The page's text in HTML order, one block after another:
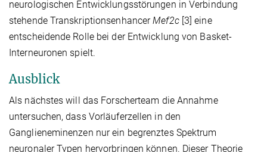
neurologischen Entwicklungsstörungen in Verbindung
stehende TranskriptionsenhancerMef2c[3] eine
entscheidende Rolle bei der Entwicklung von Basket-
Interneuronen spielt.
Ausblick
Als nächstes will das Forscherteam die Annahme
untersuchen, dass Vorläuferzellen in den
Ganglieneminenzen nur ein begrenztes Spektrum
neuronaler Typen hervorbringen können. Dieser Theorie